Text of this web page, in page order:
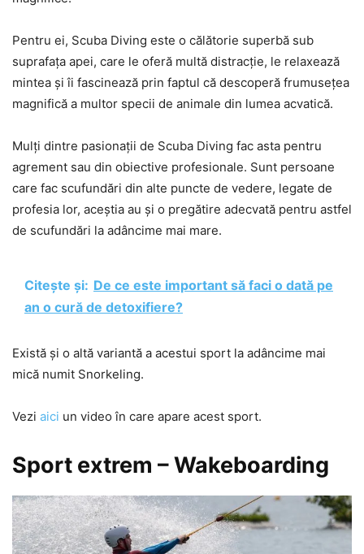
Pentru ei, Scuba Diving este o călătorie superbă sub
suprafața apei, care le oferă multă distracție, le relaxează
mintea și îi fascinează prin faptul că descoperă frumusețea
magnifică a multor specii de animale din lumea acvatică.
Mulți dintre pasionații de Scuba Diving fac asta pentru
agrement sau din obiective profesionale. Sunt persoane
care fac scufundări din alte puncte de vedere, legate de
profesia lor, aceștia au și o pregătire adecvată pentru astfel
de scufundări la adâncime mai mare.
Citește și: De ce este important să faci o dată pe
an o cură de detoxifiere?
Există și o altă variantă a acestui sport la adâncime mai
mică numit Snorkeling.
Vezi aici un video în care apare acest sport.
Sport extrem – Wakeboarding